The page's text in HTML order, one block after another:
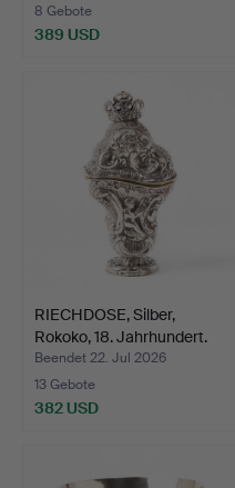
8 Gebote
389 USD
RIECHDOSE, Silber,
Rokoko, 18. Jahrhundert.
Beendet 22. Jul 2026
13 Gebote
382 USD